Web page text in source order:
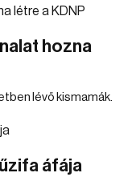
hozna
lévő kismamák.
áfája